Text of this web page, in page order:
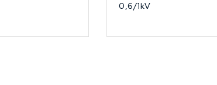
0,6/1kV